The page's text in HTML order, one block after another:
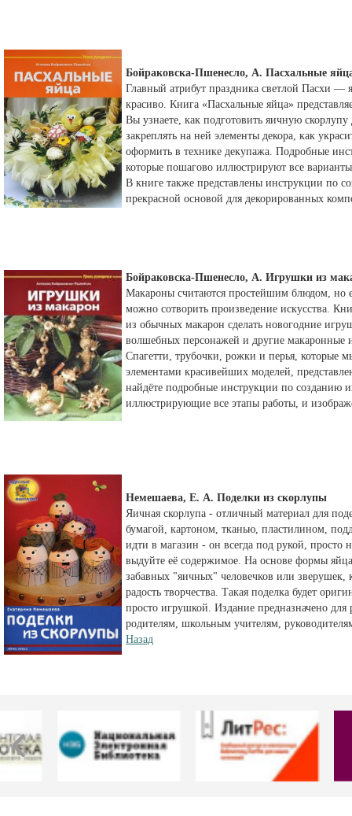
Бойраковска-Пшенесло, А. Пасхальные
Главный атрибут праздника светлой Пасхи —
красиво. Книга «Пасхальные яйца»
Вы узнаете, как подготовить яичную
закреплять на ней элементы декора, как
оформить в технике декупажа. Подробные
которые пошагово иллюстрируют все
В книге также представлены инструкции по
прекрасной основой для декорированных
Бойраковска-Пшенесло, А. Игрушки из
Макароны считаются простейшим блюдом, но
можно сотворить произведение искусства.
из обычных макарон сделать новогодние
волшебных персонажей и другие макаронные
Спагетти, трубочки, рожки и перья, которые
элементами красивейших моделей,
найдёте подробные инструкции по созданию
иллюстрирующие все этапы работы, и
Немешаева, Е. А. Поделки из скорлупы
Яичная скорлупа - отличный материал для
бумагой, картоном, тканью, пластилином,
идти в магазин - он всегда под рукой, просто
выдуйте её содержимое. На основе формы
забавных "яичных" человечков или
радость творчества. Такая поделка будет
просто игрушкой. Издание предназначено для
родителям, школьным учителям,
Назад